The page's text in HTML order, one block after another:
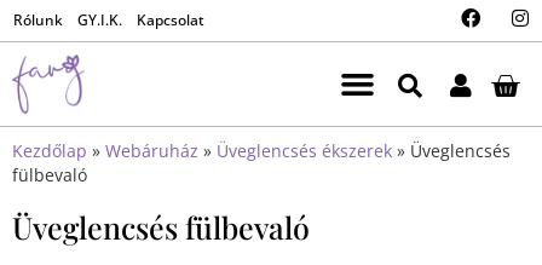
Rólunk GY.I.K. Kapcsolat
Kezdőlap » Webáruház » Üveglencsés ékszerek » Üveglencsés
fülbevaló
Üveglencsés fülbevaló